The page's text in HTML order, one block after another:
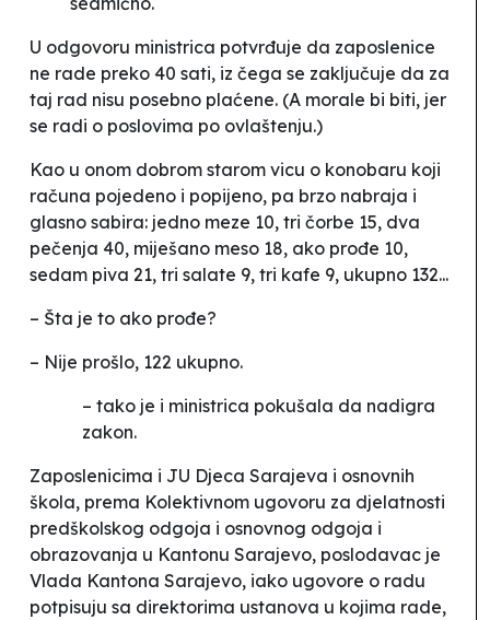
U odgovoru ministrica potvrđuje da zaposlenice
ne rade preko 40 sati, iz čega se zaključuje da za
taj rad nisu posebno plaćene. (A morale bi biti, jer
se radi o poslovima po ovlaštenju.)
Kao u onom dobrom starom vicu o konobaru koji
računa pojedeno i popijeno, pa brzo nabraja i
glasno sabira: jedno meze 10, tri čorbe 15, dva
pečenja 40, miješano meso 18, ako prođe 10,
sedam piva 21, tri salate 9, tri kafe 9, ukupno 132...
– Šta je to ako prođe?
– Nije prošlo, 122 ukupno.
– tako je i ministrica pokušala da nadigra
zakon.
Zaposlenicima i JU Djeca Sarajeva i osnovnih
škola, prema Kolektivnom ugovoru za djelatnosti
predškolskog odgoja i osnovnog odgoja i
obrazovanja u Kantonu Sarajevo, poslodavac je
Vlada Kantona Sarajevo, iako ugovore o radu
potpisuju sa direktorima ustanova u kojima rade,